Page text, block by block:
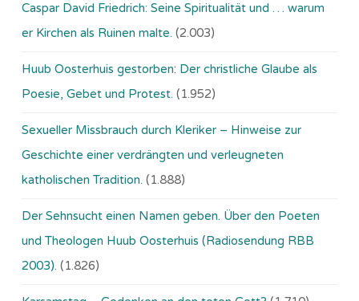
Caspar David Friedrich: Seine Spiritualität und … warum
er Kirchen als Ruinen malte. (2.003)
Huub Oosterhuis gestorben: Der christliche Glaube als
Poesie, Gebet und Protest. (1.952)
Sexueller Missbrauch durch Kleriker – Hinweise zur
Geschichte einer verdrängten und verleugneten
katholischen Tradition. (1.888)
Der Sehnsucht einen Namen geben. Über den Poeten
und Theologen Huub Oosterhuis (Ra­dio­sen­dung RBB
2003). (1.826)